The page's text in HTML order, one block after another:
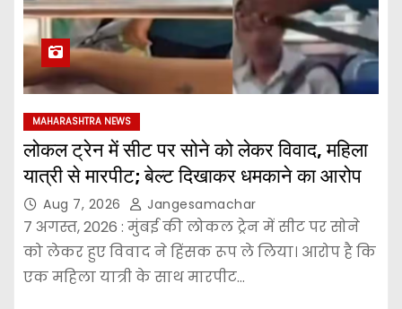
MAHARASHTRA NEWS
लोकल ट्रेन में सीट पर सोने को लेकर विवाद, महिला
यात्री से मारपीट; बेल्ट दिखाकर धमकाने का आरोप
Aug 7, 2026 Jangesamachar
7 अगस्त, 2026 : मुंबई की लोकल ट्रेन में सीट पर सोने
को लेकर हुए विवाद ने हिंसक रूप ले लिया। आरोप है कि
एक महिला यात्री के साथ मारपीट…